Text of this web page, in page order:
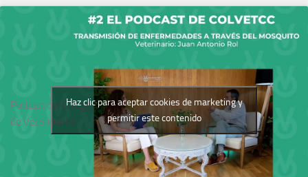
Podcast del Colegio
de Veterinarios
Haz clic para aceptar cookies de marketing y
permitir este contenido